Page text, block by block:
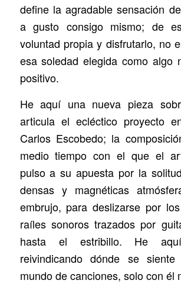
define la agradable sensación
a gusto consigo mismo; de
voluntad propia y disfrutarlo, no
esa soledad elegida como algo
positivo.
He aquí una nueva pieza
articula el ecléctico proyecto
Carlos Escobedo; la
medio tiempo con el que el
pulso a su apuesta por la
densas y magnéticas
embrujo, para deslizarse por
raíles sonoros trazados por
hasta el estribillo. He
reivindicando dónde se
mundo de canciones, solo con él